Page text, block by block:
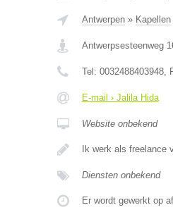
Antwerpen» Kapellen|
Antwerpsesteenweg
Tel: 0032488403948,
E-mail › Jalila Hida
Website onbekend
Ik werk als freelance
Diensten onbekend
Er wordt gewerkt op